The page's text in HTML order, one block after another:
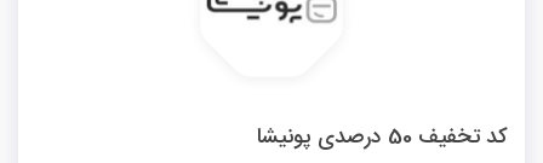
کد تخفیف 50 درصدی پونیشا